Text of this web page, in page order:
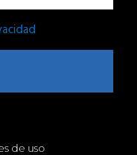
de uso